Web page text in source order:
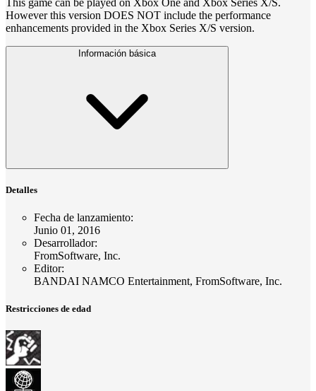
However this version DOES NOT include the performance
enhancements provided in the Xbox Series X/S version.
Información básica
Detalles
Fecha de lanzamiento:
Junio 01, 2016
Desarrollador:
FromSoftware, Inc.
Editor:
BANDAI NAMCO Entertainment, FromSoftware, Inc.
Restricciones de edad